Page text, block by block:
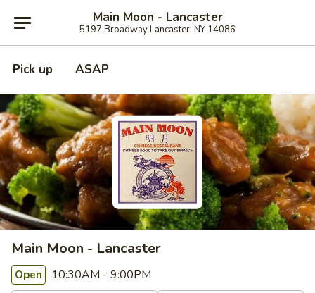
Main Moon - Lancaster
5197 Broadway Lancaster, NY 14086
Pick up ASAP
Main Moon - Lancaster
Open 10:30AM - 9:00PM